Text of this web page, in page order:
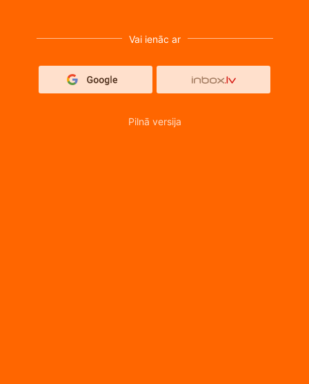
Vai ienāc ar
Pilnā versija